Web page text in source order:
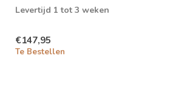
Levertijd 1 tot 3 weken
€147,95
Te Bestellen